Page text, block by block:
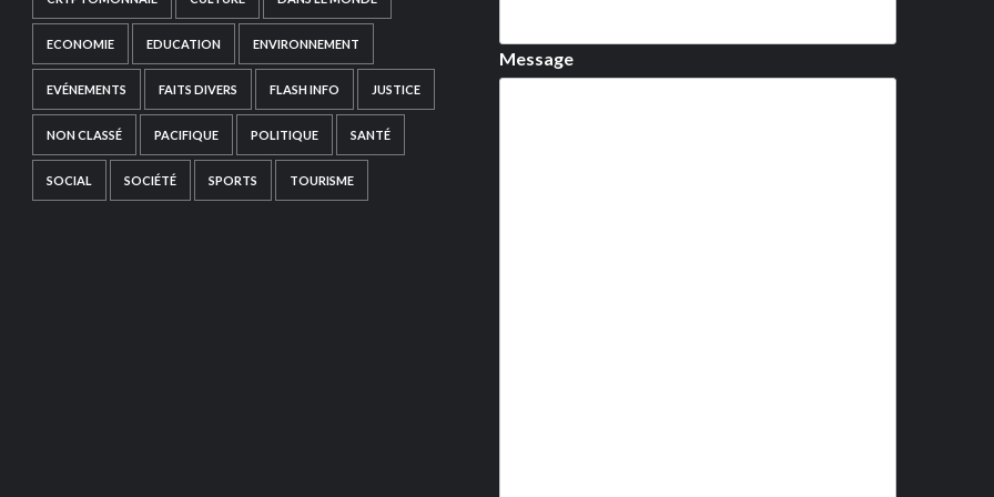
ECONOMIE EDUCATION ENVIRONNEMENT
EVÉNEMENTS FAITS DIVERS FLASH INFO JUSTICE
NON CLASSÉ PACIFIQUE POLITIQUE SANTÉ
SOCIAL SOCIÉTÉ SPORTS TOURISME
Message